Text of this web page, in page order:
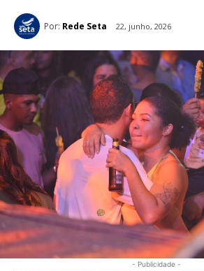
Por: Rede Seta 22, junho, 2026
- Publicidade -